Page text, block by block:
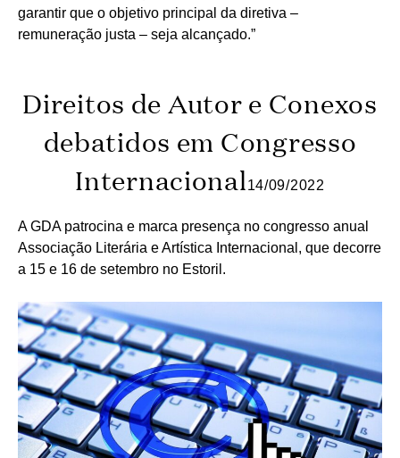
garantir que o objetivo principal da diretiva –
remuneração justa – seja alcançado.”
Direitos de Autor e Conexos
debatidos em Congresso
Internacional14/09/2022
A GDA patrocina e marca presença no congresso anual
Associação Literária e Artística Internacional, que decorre
a 15 e 16 de setembro no Estoril.